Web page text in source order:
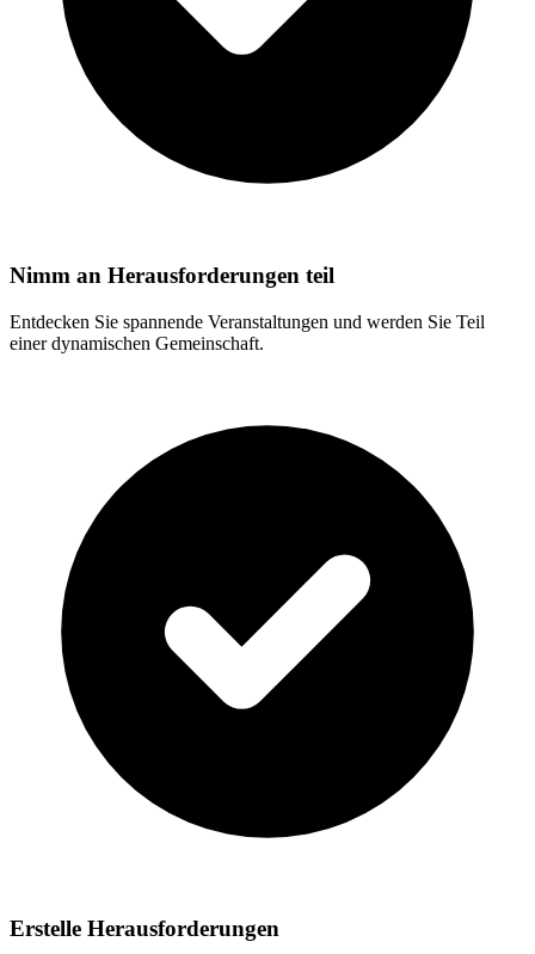
Nimm an Herausforderungen teil
Entdecken Sie spannende Veranstaltungen und werden Sie Teil
einer dynamischen Gemeinschaft.
Erstelle Herausforderungen